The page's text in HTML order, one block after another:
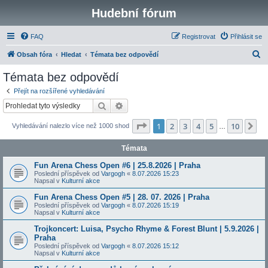
Hudební fórum
FAQ Přihlásit se
Registrovat
Obsah fóra Hledat Témata bez odpovědí
Témata bez odpovědí
Přejít na rozšířené vyhledávání
Hledat
Vyhledávání nalezlo více než 1000 shod Stránka z 10
1 2 3 4 5 10
Témata
Fun Arena Chess Open #6 | 25.8.2026 | Praha
Poslední příspěvek od Vargogh « 8.07.2026 15:23
Napsal v Kulturní akce
Fun Arena Chess Open #5 | 28. 07. 2026 | Praha
Poslední příspěvek od Vargogh « 8.07.2026 15:19
Napsal v Kulturní akce
Trojkoncert: Luisa, Psycho Rhyme & Forest Blunt | 5.9.2026 |
Praha
Poslední příspěvek od Vargogh « 8.07.2026 15:12
Napsal v Kulturní akce